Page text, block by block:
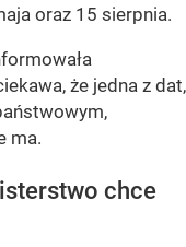
oraz 15 sierpnia.
że jedna z dat,
ma.
chce